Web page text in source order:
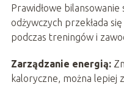
Prawidłowe bilansowanie
odżywczych przekłada
podczas treningów i
Zarządzanie energią:
kaloryczne, można lepiej